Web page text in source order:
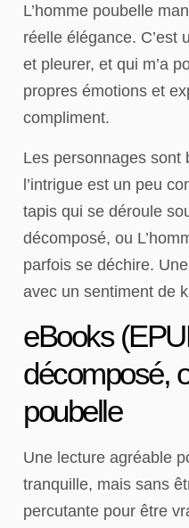
L’homme poubelle
réelle élégance. C’est
et pleurer, et qui m’a
propres émotions et
compliment.
Les personnages sont
l’intrigue est un peu
tapis qui se déroule
décomposé, ou
parfois se déchire.
avec un sentiment de
eBooks
décomposé,
poubelle
Une lecture agréable
tranquille, mais sans
percutante pour être